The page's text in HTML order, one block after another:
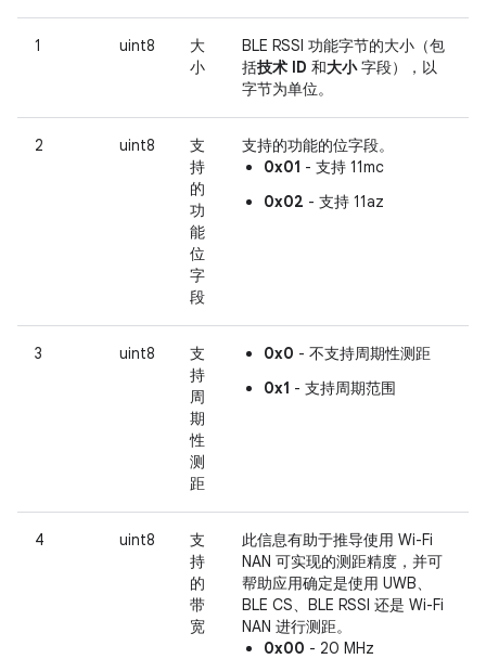
1 uint8
大
小
BLE RSSI 功能字节的大小（包
括技术 ID 和大小字段），以
字节为单位。
2 uint8
支
持
的
功
能
位
字
段
支持的功能的位字段。
0x01 - 支持 11mc
0x02 - 支持 11az
3 uint8
支
持
周
期
性
测
距
0x0 - 不支持周期性测距
0x1 - 支持周期范围
4 uint8
支
持
的
带
宽
此信息有助于推导使用 Wi-Fi
NAN 可实现的测距精度，并可
帮助应用确定是使用 UWB、
BLE CS、BLE RSSI 还是 Wi-Fi
NAN 进行测距。
0x00 - 20 MHz